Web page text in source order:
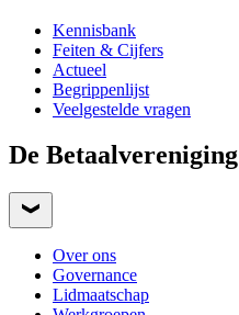
Kennisbank
Feiten & Cijfers
Actueel
Begrippenlijst
Veelgestelde vragen
De Betaalvereniging
Over ons
Governance
Lidmaatschap